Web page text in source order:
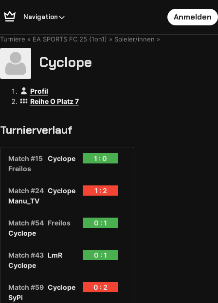
Navigation Anmelden
Turniere EA SPORTS FC 25 (1on1) Spieler/innen
Cyclope
Profil
Reihe O Platz 7
Turnierverlauf
Match #15 Cyclope
1 : 0
Freilos
Match #24 Cyclope
1 : 2
Manu_TV
Match #54 Freilos
0 : 1
Cyclope
Match #43 LmR
0 : 1
Cyclope
Match #59 Cyclope
0 : 2
SyPi